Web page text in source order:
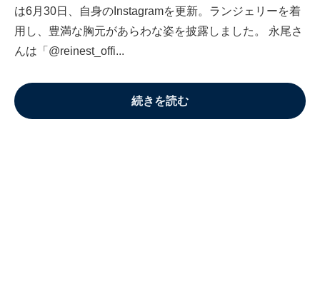
は6月30日、自身のInstagramを更新。ランジェリーを着
用し、豊満な胸元があらわな姿を披露しました。 永尾さ
んは「@reinest_offi...
続きを読む